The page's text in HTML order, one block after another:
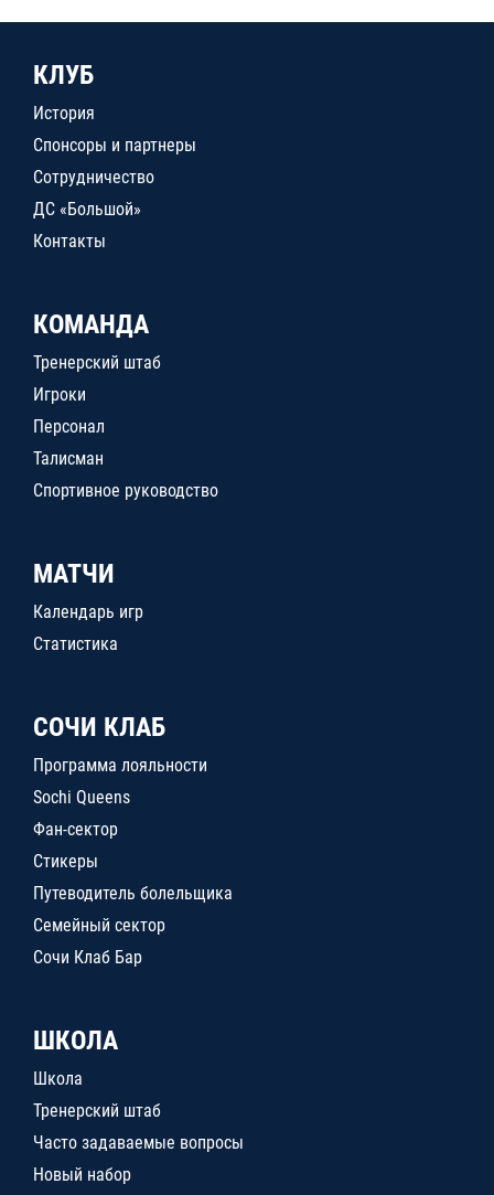
КЛУБ
История
Спонсоры и партнеры
Сотрудничество
ДС «Большой»
Контакты
КОМАНДА
Тренерский штаб
Игроки
Персонал
Талисман
Спортивное руководство
МАТЧИ
Календарь игр
Статистика
СОЧИ КЛАБ
Программа лояльности
Sochi Queens
Фан-сектор
Стикеры
Путеводитель болельщика
Семейный сектор
Сочи Клаб Бар
ШКОЛА
Школа
Тренерский штаб
Часто задаваемые вопросы
Новый набор